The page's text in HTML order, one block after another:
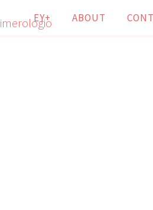
ΕΥ+ ABOUT